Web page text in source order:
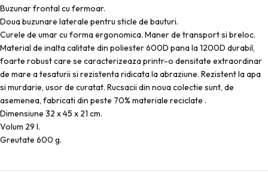
Buzunar frontal cu fermoar.
Doua buzunare laterale pentru sticle de bauturi.
Curele de umar cu forma ergonomica. Maner de transport si breloc.
Material de inalta calitate din poliester 600D pana la 1200D durabil,
foarte robust care se caracterizeaza printr-o densitate extraordinar
de mare a tesaturii si rezistenta ridicata la abraziune. Rezistent la apa
si murdarie, usor de curatat. Rucsacii din noua colectie sunt, de
asemenea, fabricati din peste 70% materiale reciclate .
Dimensiune 32 x 45 x 21 cm.
Volum 29 l.
Greutate 600 g.